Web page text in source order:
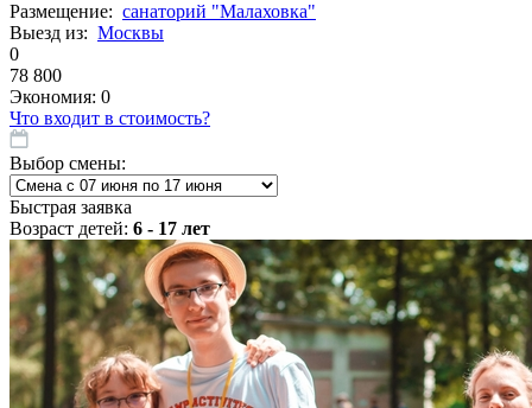
Размещение: санаторий "Малаховка"
Выезд из: Москвы
0
78 800
Экономия: 0
Что входит в стоимость?
Выбор смены:
Быстрая заявка
Возраст детей: 6 - 17 лет